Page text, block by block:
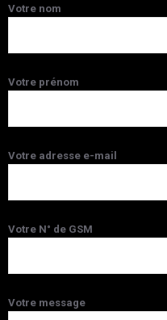
Votre nom
Votre prénom
Votre adresse e-mail
Votre N° de GSM
Votre message